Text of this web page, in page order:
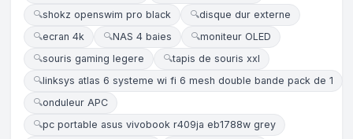
🔍shokz openswim pro black 🔍disque dur externe
🔍ecran 4k 🔍NAS 4 baies 🔍moniteur OLED
🔍souris gaming legere 🔍tapis de souris xxl
🔍linksys atlas 6 systeme wi fi 6 mesh double bande pack de 1
🔍onduleur APC
🔍pc portable asus vivobook r409ja eb1788w grey